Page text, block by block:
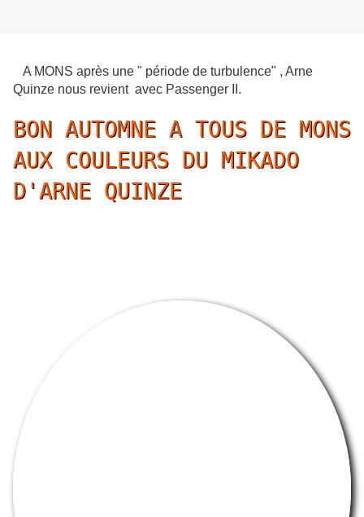
A MONS après une " période de turbulence" , Arne
Quinze nous revient avec Passenger II.
BON AUTOMNE A TOUS DE MONS
AUX COULEURS DU MIKADO
D'ARNE QUINZE